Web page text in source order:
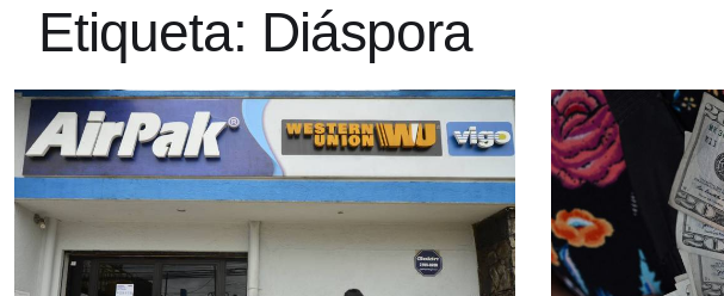
Etiqueta: Diáspora